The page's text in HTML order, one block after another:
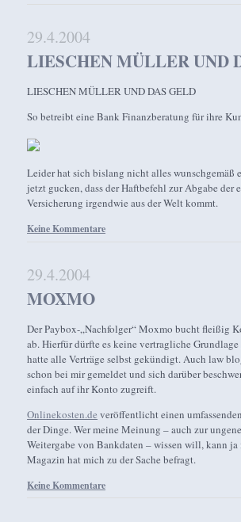
29.4.2004
LIESCHEN MÜLLER UND
LIESCHEN MÜLLER UND DAS GELD
So betreibt eine Bank Finanzberatung für ihre
Leider hat sich bislang nicht alles wunschgemäß
jetzt gucken, dass der Haftbefehl zur Abgabe der
Versicherung irgendwie aus der Welt kommt.
Keine Kommentare
29.4.2004
MOXMO
Der Paybox-„Nachfolger“ Moxmo bucht fleißig
ab. Hierfür dürfte es keine vertragliche Grundlage
hatte alle Verträge selbst gekündigt. Auch law
schon bei mir gemeldet und sich darüber
einfach auf ihr Konto zugreift.
Onlinekosten.de veröffentlicht einen
der Dinge. Wer meine Meinung – auch zur
Weitergabe von Bankdaten – wissen will, kann ja
Magazin hat mich zu der Sache befragt.
Keine Kommentare